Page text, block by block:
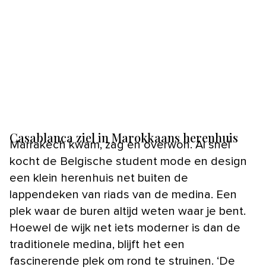
Casablanca ziel in Marokkaans herenhuis
Marrakech kwam, zag en overwon. Al snel
kocht de Belgische student mode en design
een klein herenhuis net buiten de
lappendeken van riads van de medina. Een
plek waar de buren altijd weten waar je bent.
Hoewel de wijk net iets moderner is dan de
traditionele medina, blijft het een
fascinerende plek om rond te struinen. ‘De